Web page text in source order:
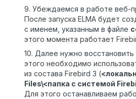
9. Убеждаемся в работе веб-
После запуска ELMA будет
с именем, указанным в файле
этого момента работает
10. Далее нужно восстановить
этого необходимо
из состава Firebird 3 (
Files\<папка c системой
Для этого останавливаем